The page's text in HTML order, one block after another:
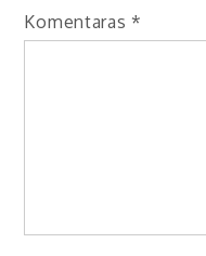
Komentaras *